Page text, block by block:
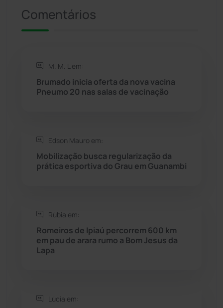
Riacho de Santana
Rio do Antônio
Rio do Pires
Seabra
Sudoeste Baiano (1530)
Comentários
M. M. L em:
Brumado inicia oferta da nova vacina
Pneumo 20 nas salas de vacinação
Edson Mauro em:
Mobilização busca regularização da
prática esportiva do Grau em Guanambi
Rúbia em:
Romeiros de Ipiaú percorrem 600 km
em pau de arara rumo a Bom Jesus da
Lapa
Lúcia em: